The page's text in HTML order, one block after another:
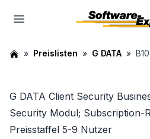
Preislisten G DATA
G DATA Client Security
Security Modul; Subscription-
Preisstaffel 5-9 Nutzer